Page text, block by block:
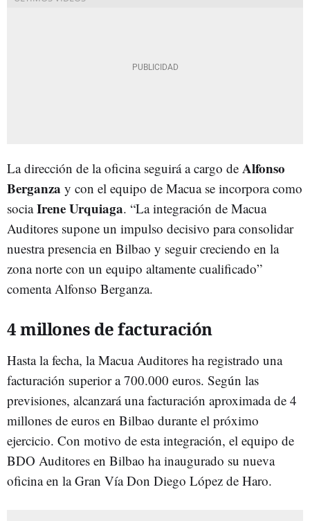
La dirección de la oficina seguirá a cargo de Alfonso
Berganza y con el equipo de Macua se incorpora como
sociaIrene Urquiaga. “La integración de Macua
Auditores supone un impulso decisivo para consolidar
nuestra presencia en Bilbao y seguir creciendo en la
zona norte con un equipo altamente cualificado”
comenta Alfonso Berganza.
4 millones de facturación
Hasta la fecha, la Macua Auditores ha registrado una
facturación superior a 700.000 euros. Según las
previsiones, alcanzará una facturación aproximada de 4
millones de euros en Bilbao durante el próximo
ejercicio. Con motivo de esta integración, el equipo de
BDO Auditores en Bilbao ha inaugurado su nueva
oficina en la Gran Vía Don Diego López de Haro.